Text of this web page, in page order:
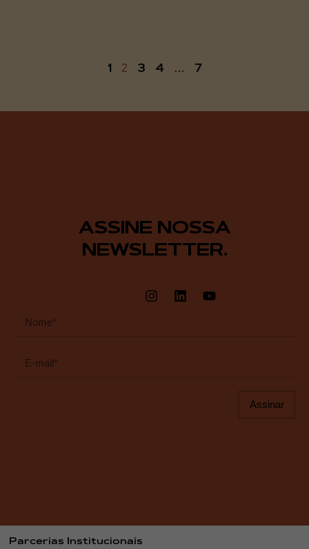
1 2 3 4 … 7
ASSINE NOSSA
NEWSLETTER.
Assinar
Parcerias Institucionais